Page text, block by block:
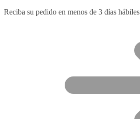
Reciba su pedido en menos de 3 días hábiles